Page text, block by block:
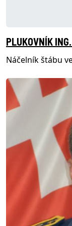
PLUKOVNÍK
Náčelník štábu